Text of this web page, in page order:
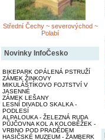
Střední Čechy ~ severovýchod ~
Polabí
Novinky InfoČesko
BIKEPARK OPÁLENÁ PSTRUŽÍ
ZÁMEK ŽINKOVY
MIKULÁŠTÍKOVO FOJTSTVÍ V
JASENNÉ
ZÁMEK LEŠANY
LESNÍ DIVADLO SKALKA -
PODLESÍ
ALPALOUKA - ŽELEZNÁ RUDA
PŮJČOVNA KOL A KOLOBĚŽEK -
VRBNO POD PRADĚDEM
HASIČSKÉ MUZEUM - ŽAMBERK